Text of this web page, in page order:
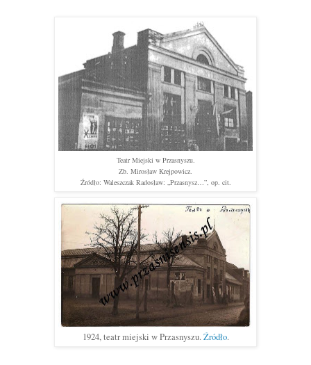
Teatr Miejski w Przasnyszu.
Zb. Mirosław Krejpowicz.
Źródło: Waleszczak Radosław: „Przasnysz…”, op. cit.
1924, teatr miejski w Przasnyszu. Źródło.